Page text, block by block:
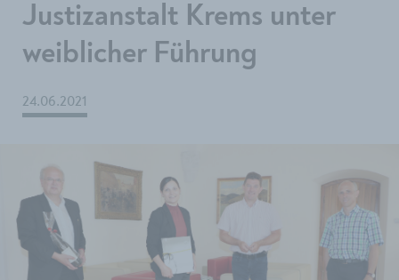
Justizanstalt Krems unter
weiblicher Führung
24.06.2021